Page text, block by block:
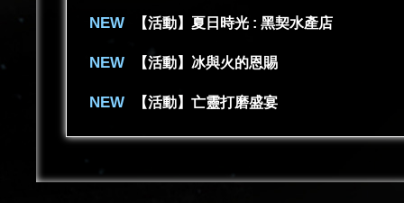
【活動】夏日時光 : 黑契水產店
【活動】冰與火的恩賜
【活動】亡靈打磨盛宴